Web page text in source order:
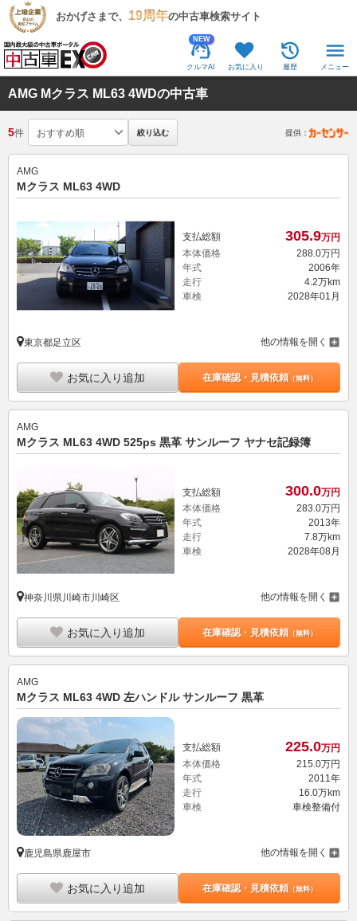
おかげさまで、 19周年の中古車検索サイト
NEW
クルマAI お気に入り 履歴 メニュー
AMG Mクラス ML63 4WDの中古車
5件 絞り込む 提供：
AMG
Mクラス ML63 4WD
支払総額 305.9万円
本体価格
288. 0万円
年式
2006年
走行
4.2万km
車検
2028年01月
東京都足立区 他の情報を開く
お気に入り追加 在庫確認・見積依頼（無料）
AMG
Mクラス ML63 4WD 525ps 黒革 サンルーフ ヤナセ記録簿
支払総額 300.0万円
本体価格
283.0万円
年式
2013年
走行
7.8万km
車検
2028年08月
神奈川県川崎市川崎区 他の情報を開く
お気に入り追加 在庫確認・見積依頼（無料）
AMG
Mクラス ML63 4WD 左ハンドル サンルーフ 黒革
支払総額 225.0万円
本体価格
215. 0万円
年式
2011年
走行
16.0万km
車検
車検整備付
鹿児島県鹿屋市 他の情報を開く
お気に入り追加 在庫確認・見積依頼（無料）